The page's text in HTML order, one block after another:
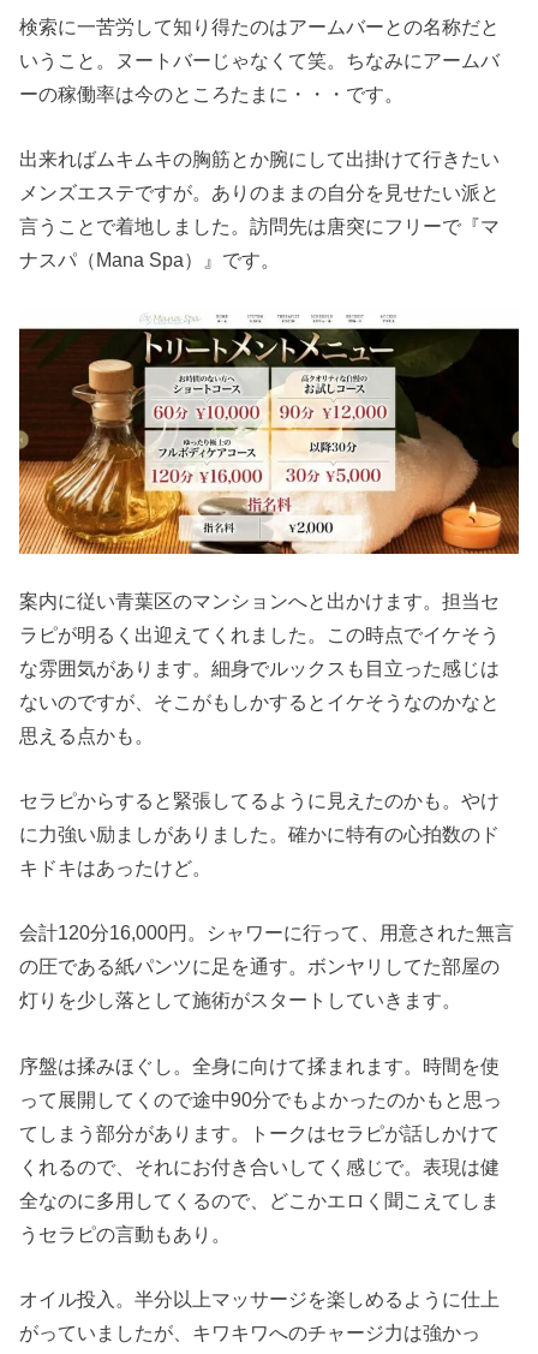
検索に一苦労して知り得たのはアームバーとの名称だと
いうこと。ヌートバーじゃなくて笑。ちなみにアームバ
ーの稼働率は今のところたまに・・・です。
出来ればムキムキの胸筋とか腕にして出掛けて行きたい
メンズエステですが。ありのままの自分を見せたい派と
言うことで着地しました。訪問先は唐突にフリーで『マ
ナスパ（Mana Spa）』です。
案内に従い青葉区のマンションへと出かけます。担当セ
ラピが明るく出迎えてくれました。この時点でイケそう
な雰囲気があります。細身でルックスも目立った感じは
ないのですが、そこがもしかするとイケそうなのかなと
思える点かも。
セラピからすると緊張してるように見えたのかも。やけ
に力強い励ましがありました。確かに特有の心拍数のド
キドキはあったけど。
会計120分16,000円。シャワーに行って、用意された無言
の圧である紙パンツに足を通す。ボンヤリしてた部屋の
灯りを少し落として施術がスタートしていきます。
序盤は揉みほぐし。全身に向けて揉まれます。時間を使
って展開してくので途中90分でもよかったのかもと思っ
てしまう部分があります。トークはセラピが話しかけて
くれるので、それにお付き合いしてく感じで。表現は健
全なのに多用してくるので、どこかエロく聞こえてしま
うセラピの言動もあり。
オイル投入。半分以上マッサージを楽しめるように仕上
がっていましたが、キワキワへのチャージ力は強かっ